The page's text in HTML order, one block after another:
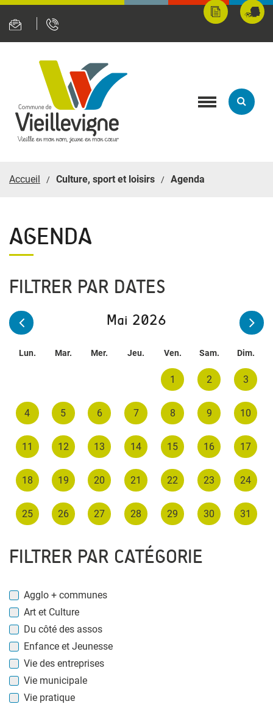
Mes
démarches
Toggle
Accueil Culture, sport et loisirs Agenda
AGENDA
FILTRER PAR DATES
Mai 2026
Lun. Mar. Mer. Jeu. Ven. Sam. Dim.
1 2 3
4 5 6 7 8 9 10
11 12 13 14 15 16 17
18 19 20 21 22 23 24
25 26 27 28 29 30 31
FILTRER PAR CATÉGORIE
Agglo + communes
Art et Culture
Du côté des assos
Enfance et Jeunesse
Vie des entreprises
Vie municipale
Vie pratique
Panneau de gestion des cookies